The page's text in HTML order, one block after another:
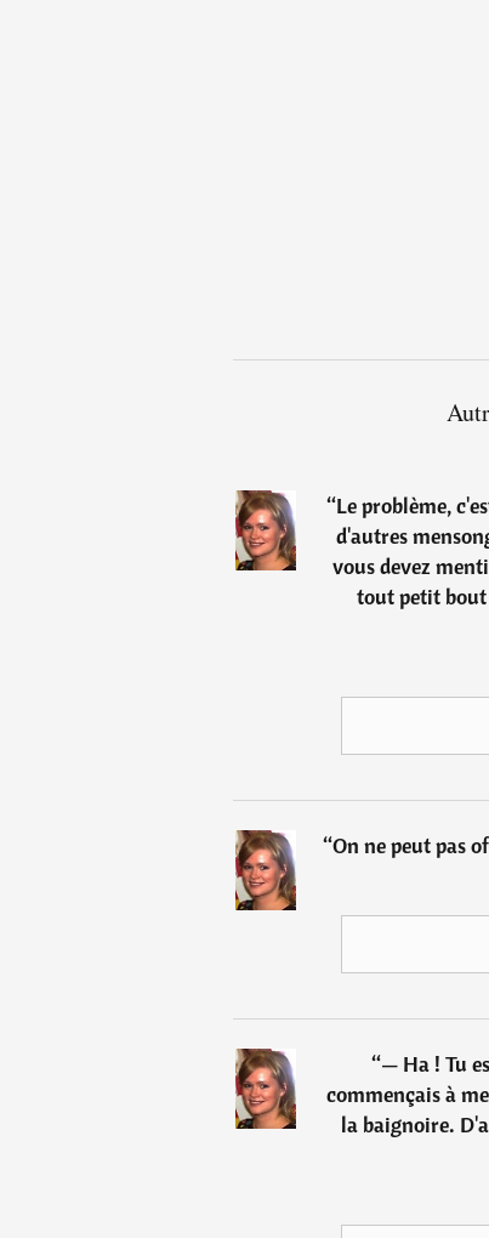
“Le problème,
d'autres
vous devez
tout petit
“On ne peut pas
“— Ha ! Tu
commençais à
la baignoire.